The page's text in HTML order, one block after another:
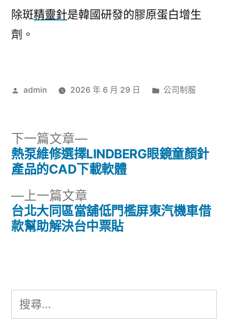
除斑精靈針是韓國研發的膠原蛋白增生
劑。
作
admin 2026 年 6 月 29 日
分
公司制服
文
導
覽
上一篇文章
一
篇
台北大同區當舖低門檻屏東汽機車借
款幫助解決台中票貼
下一篇文章
下
一
篇
熱泵維修選擇LINDBERG眼鏡童顏針
產品的CAD下載軟體
搜
尋